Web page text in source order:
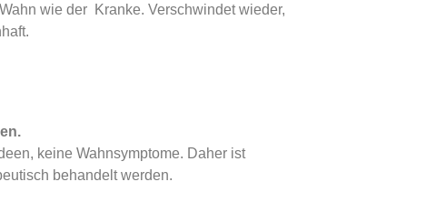
wie der Kranke. Verschwindet wieder,
keine Wahnsymptome. Daher ist
behandelt werden.